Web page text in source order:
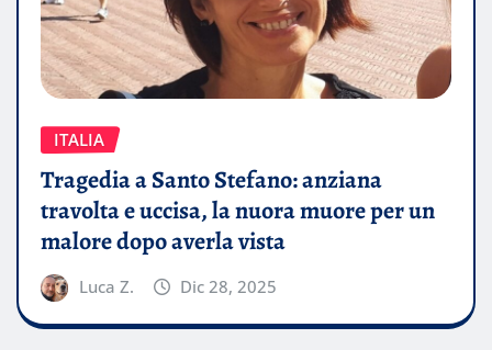
ITALIA
Tragedia a Santo Stefano: anziana
travolta e uccisa, la nuora muore per un
malore dopo averla vista
Luca Z. Dic 28, 2025